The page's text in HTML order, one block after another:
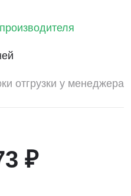
отгрузки у менеджера
₽